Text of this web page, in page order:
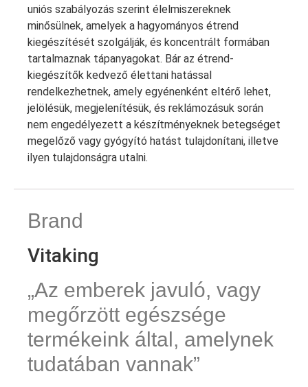
uniós szabályozás szerint élelmiszereknek
minősülnek, amelyek a hagyományos étrend
kiegészítését szolgálják, és koncentrált formában
tartalmaznak tápanyagokat. Bár az étrend-
kiegészítők kedvező élettani hatással
rendelkezhetnek, amely egyénenként eltérő lehet,
jelölésük, megjelenítésük, és reklámozásuk során
nem engedélyezett a készítményeknek betegséget
megelőző vagy gyógyító hatást tulajdonítani, illetve
ilyen tulajdonságra utalni.
Brand
Vitaking
„Az emberek javuló, vagy
megőrzött egészsége
termékeink által, amelynek
tudatában vannak”